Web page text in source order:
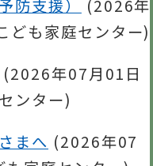
防支援）
(2026年
ども家庭センター)
(2026年07月01日
ンター)
まへ (2026年07